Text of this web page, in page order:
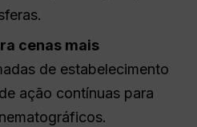
cenas mais
de estabelecimento
ação contínuas para